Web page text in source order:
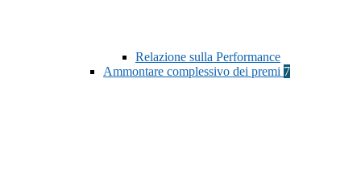
Relazione sulla Performance
Ammontare complessivo dei premi 7